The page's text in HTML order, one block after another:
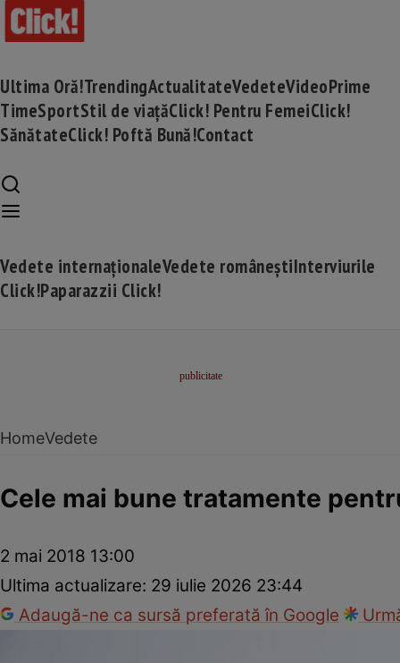
Ultima Oră!TrendingActualitateVedeteVideoPrime
TimeSportStil de viațăClick! Pentru FemeiClick!
SănătateClick! Poftă Bună!Contact
Vedete internaționaleVedete româneștiInterviurile
Click!Paparazzii Click!
HomeVedete
Cele mai bune tratamente
2 mai 2018 13:00
Ultima actualizare: 29 iulie 2026 23:44
Adaugă-ne ca sursă preferată în Google